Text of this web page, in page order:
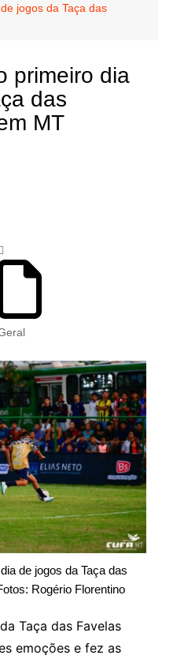
jogos da Taça das
primeiro dia
das
MT
de jogos da Taça das
Rogério Florentino
Taça das Favelas
emoções e fez as